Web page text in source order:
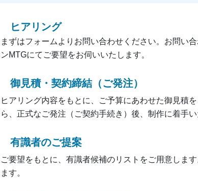
ヒアリング
まずはフォームよりお問い合わせください。お問い
ンMTGにてご要望をお伺いいたします。
御見積・契約締結（ご発注）
ヒアリング内容をもとに、ご予算にあわせた御見積
ら、正式なご発注（ご契約手続き）後、制作に着手い
有識者のご提案
ご要望をもとに、有識者候補のリストをご用意しま
ます。